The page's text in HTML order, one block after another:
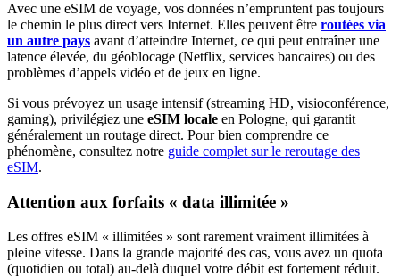
Avec une eSIM de voyage, vos données n’empruntent pas toujours
le chemin le plus direct vers Internet. Elles peuvent être routées via
un autre pays avant d’atteindre Internet, ce qui peut entraîner une
latence élevée, du géoblocage (Netflix, services bancaires) ou des
problèmes d’appels vidéo et de jeux en ligne.
Si vous prévoyez un usage intensif (streaming HD, visioconférence,
gaming), privilégiez une eSIM locale en Pologne, qui garantit
généralement un routage direct. Pour bien comprendre ce
phénomène, consultez notre guide complet sur le reroutage des
eSIM.
Attention aux forfaits « data illimitée »
Les offres eSIM « illimitées » sont rarement vraiment illimitées à
pleine vitesse. Dans la grande majorité des cas, vous avez un quota
(quotidien ou total) au-delà duquel votre débit est fortement réduit.